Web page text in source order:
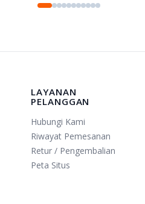
LAYANAN
PELANGGAN
Hubungi Kami
Riwayat Pemesanan
Retur / Pengembalian
Peta Situs